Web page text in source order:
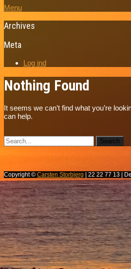
Menu
Archives
Meta
Log ind
Nothing Found
It seems we can’t find what you’re
can help.
Copyright © Carsten Storbjerg | 22 22 77 13 |